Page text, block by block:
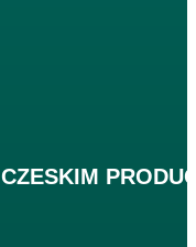
CZESKIM